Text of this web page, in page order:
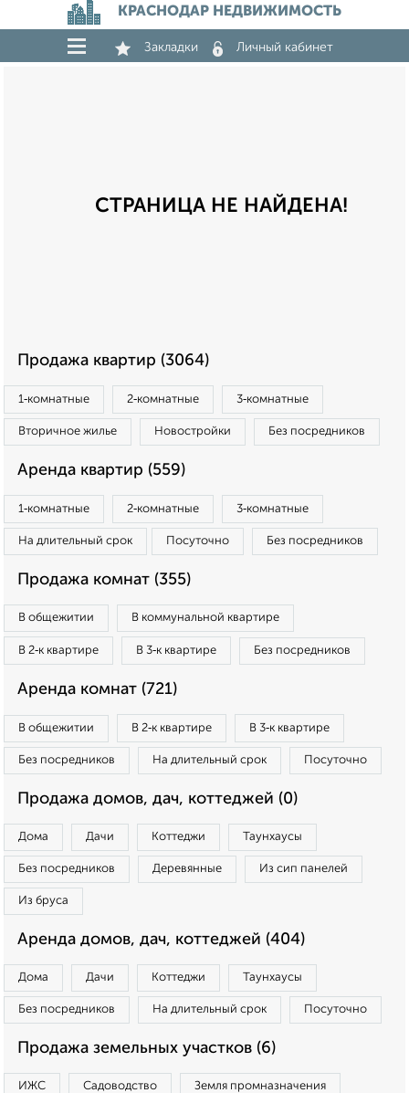
КРАСНОДАР НЕДВИЖИМОСТЬ
Закладки Личный кабинет
СТРАНИЦА НЕ НАЙДЕНА!
Продажа квартир (3064)
1‑комнатные 2‑комнатные 3‑комнатные
Вторичное жилье Новостройки Без посредников
Аренда квартир (559)
1‑комнатные 2‑комнатные 3‑комнатные
На длительный срок Посуточно Без посредников
Продажа комнат (355)
В общежитии В коммунальной квартире
В 2‑к квартире В 3‑к квартире Без посредников
Аренда комнат (721)
В общежитии В 2‑к квартире В 3‑к квартире
Без посредников На длительный срок Посуточно
Продажа домов, дач, коттеджей (0)
Дома Дачи Коттеджи Таунхаусы
Без посредников Деревянные Из сип панелей
Из бруса
Аренда домов, дач, коттеджей (404)
Дома Дачи Коттеджи Таунхаусы
Без посредников На длительный срок Посуточно
Продажа земельных участков (6)
ИЖС Садоводство Земля промназначения